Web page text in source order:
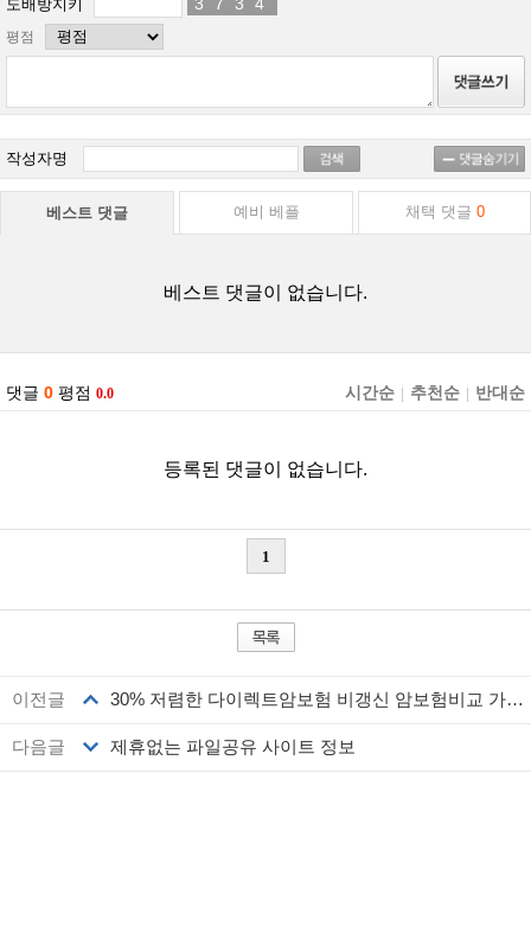
이전글 30% 저렴한 다이렉트암보험 비갱신 암보험비교 가입순위 ♣ 계속받는암보험 유병...
다음글 제휴없는 파일공유 사이트 정보